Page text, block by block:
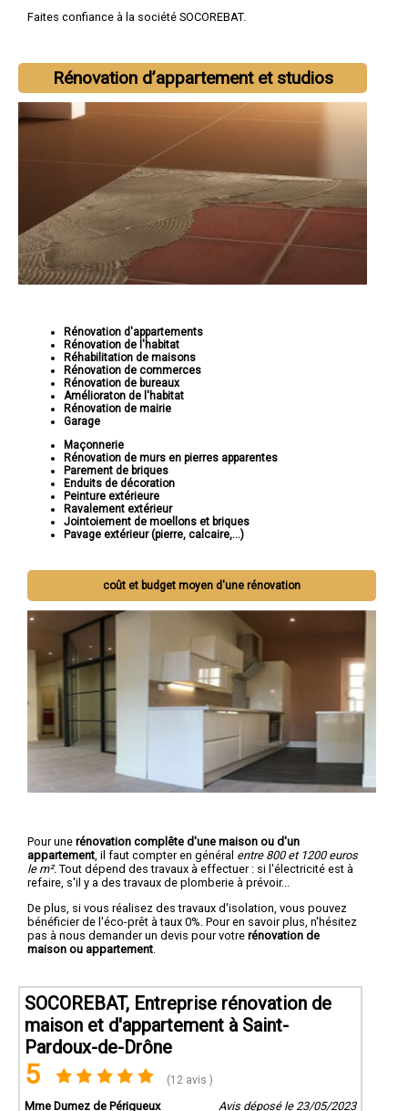
Faites confiance à la société SOCOREBAT.
Rénovation d’appartement et studios
Rénovation d'appartements
Rénovation de l'habitat
Réhabilitation de maisons
Rénovation de commerces
Rénovation de bureaux
Amélioraton de l'habitat
Rénovation de mairie
Garage
Maçonnerie
Rénovation de murs en pierres apparentes
Parement de briques
Enduits de décoration
Peinture extérieure
Ravalement extérieur
Jointoiement de moellons et briques
Pavage extérieur (pierre, calcaire,...)
coût et budget moyen d'une rénovation
Pour une rénovation complête d'une maison ou d'un
appartement , il faut compter en général entre 800 et 1200 euros
le m². Tout dépend des travaux à effectuer : si l'électricité est à
refaire, s'il y a des travaux de plomberie à prévoir...
De plus, si vous réalisez des travaux d'isolation, vous pouvez
bénéficier de l'éco-prêt à taux 0%. Pour en savoir plus, n'hésitez
pas à nous demander un devis pour votre rénovation de
maison ou appartement
SOCOREBAT, Entreprise rénovation de
maison et d'appartement à Saint-
Pardoux-de-Drône
5 (12 avis )
Mme Dumez de Périgueux Avis déposé le 23/05/2023